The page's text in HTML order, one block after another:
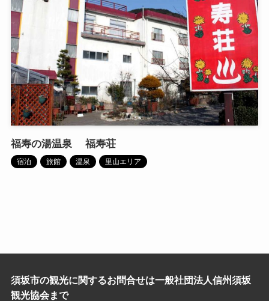
福寿の湯温泉 福寿荘
宿泊 旅館 温泉 里山エリア
須坂市の観光に関するお問合せは一般社団法人信州須坂
観光協会まで